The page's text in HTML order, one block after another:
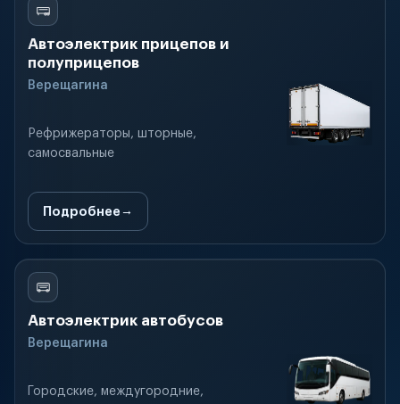
Автоэлектрик прицепов и
полуприцепов
Верещагина
Рефрижераторы, шторные,
самосвальные
Подробнее
Автоэлектрик автобусов
Верещагина
Городские, междугородние,